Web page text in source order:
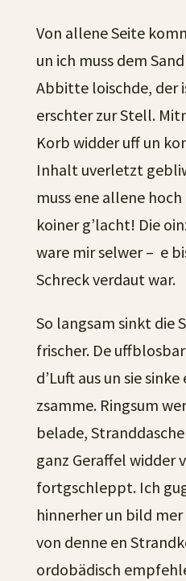
Von allene Seite
un ich muss dem
Abbitte loischde, der
erschter zur Stell.
Korb widder uff un
Inhalt uverletzt
muss ene allene hoch
koiner g’lacht! Die
ware mir selwer – e
Schreck verdaut war.
So langsam sinkt die
frischer. De
d’Luft aus un sie
zsamme. Ringsum
belade,
ganz Geraffel widder
fortgschleppt. Ich
hinnerher un bild
von denne en
ordobädisch